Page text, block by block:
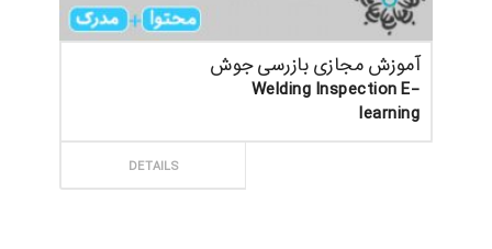
آموزش مجازی بازرسی جوش
Welding Inspection E-
learning
DETAILS